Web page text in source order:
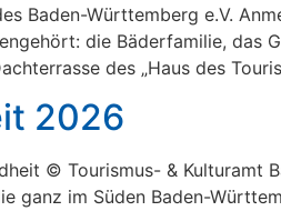
Baden-Württemberg e.V.
die Bäderfamilie, das
des „Haus des
2026
© Tourismus- &
im Süden Baden-